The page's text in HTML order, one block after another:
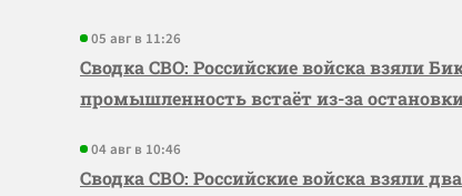
05 авг в 11:26
Сводка СВО: Российские войска взяли
промышленность встаёт из-за
04 авг в 10:46
Сводка СВО: Российские войска взяли